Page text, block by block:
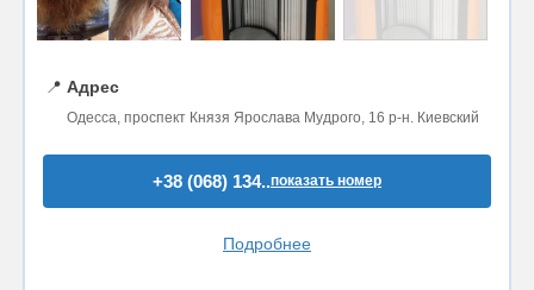
📍 Адрес
Одесса, проспект Князя Ярослава Мудрого, 16 р-н. Киевский
+38 (068) 134..показать номер
Подробнее